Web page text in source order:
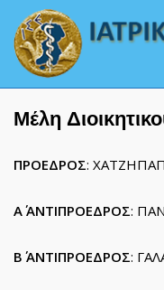
content
Μέλη
ΠΡΟΕΔΡΟΣ:
Α΄ ΑΝΤΙΠΡΟΕΔΡΟΣ:
Β΄ ΑΝΤΙΠΡΟΕΔΡΟΣ: